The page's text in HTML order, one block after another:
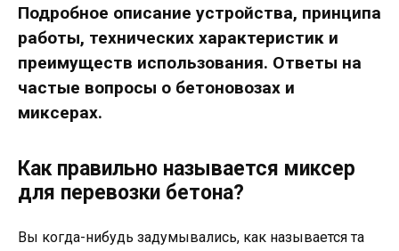
Подробное описание устройства, принципа
работы, технических характеристик и
преимуществ использования. Ответы на
частые вопросы о бетоновозах и
миксерах.
Как правильно называется миксер
для перевозки бетона?
Вы когда-нибудь задумывались, как называется та